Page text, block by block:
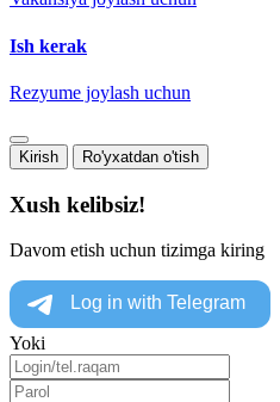
Ish kerak
Rezyume joylash uchun
Kirish Ro'yxatdan o'tish
Xush kelibsiz!
Davom etish uchun tizimga kiring
Yoki